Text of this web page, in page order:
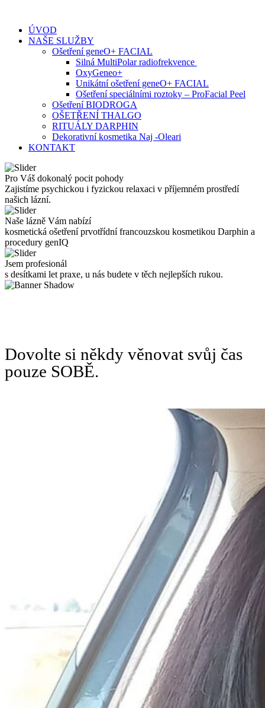
contentÚVOD
NAŠE SLUŽBY
Ošetření geneO+ FACIAL
Silná MultiPolar radiofrekvence
OxyGeneo+
Unikátní ošetření geneO+ FACIAL
Ošetření speciálními roztoky – ProFacial Peel
Ošetření BIODROGA
OŠETŘENÍ THALGO
RITUÁLY DARPHIN
Dekorativní kosmetika Naj -Oleari
KONTAKT
Pro Váš dokonalý pocit pohody
Zajistíme psychickou i fyzickou relaxaci v příjemném prostředí
našich lázní.
Naše lázně Vám nabízí
kosmetická ošetření prvotřídní francouzskou kosmetikou Darphin a
procedury genIQ
Jsem profesionál
s desítkami let praxe, u nás budete v těch nejlepších rukou.
Dovolte si někdy věnovat svůj čas
pouze SOBĚ.